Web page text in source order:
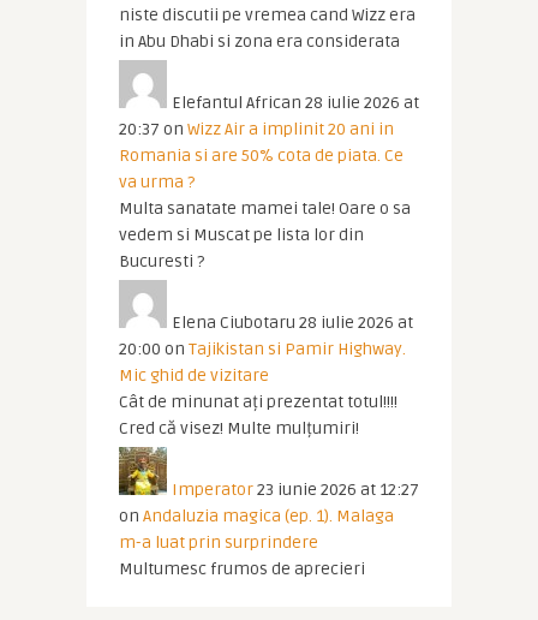
niste discutii pe vremea cand Wizz era
in Abu Dhabi si zona era considerata
Elefantul African 28 iulie 2026 at
20:37 on Wizz Air a implinit 20 ani in
Romania si are 50% cota de piata. Ce
va urma ?
Multa sanatate mamei tale! Oare o sa
vedem si Muscat pe lista lor din
Bucuresti ?
Elena Ciubotaru 28 iulie 2026 at
20:00 on Tajikistan si Pamir Highway.
Mic ghid de vizitare
Cât de minunat ați prezentat totul!!!!
Cred că visez! Multe mulțumiri!
Imperator23 iunie 2026 at 12:27
on Andaluzia magica (ep. 1). Malaga
m-a luat prin surprindere
Multumesc frumos de aprecieri